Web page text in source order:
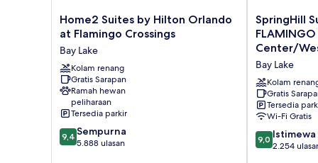
Home2
Suites
Hilton
Orlando
at
Flamingo
Crossings
Bay
Lake
Home2 Suites by Hilton Orlando
at Flamingo Crossings
Bay Lake
Kolam renang
Gratis Sarapan
Ramah hewan
peliharaan
Tersedia parkir
9.4
dari
9,4 Sempurna
5.888 ulasan
SpringHill
Suites
Orlando
at
FLAMINGO
CROSSINGS®
Town
Center/
Entrance
Bay
Lake
SpringHill
Center/
Bay Lake
Kolam
Gratis
Tersedia
Wi-Fi Gratis
9.0
dari
9,0 Istimewa
2.254